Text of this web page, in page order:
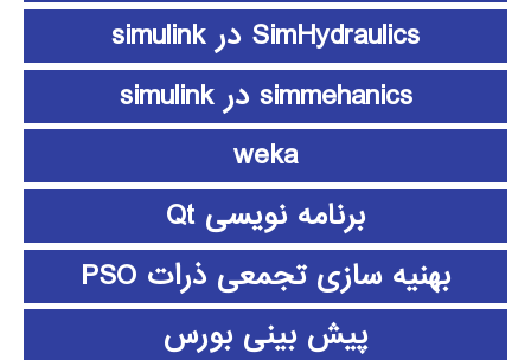
SimHydraulics در simulink
simmehanics در simulink
weka
برنامه نویسی Qt
بهنیه سازی تجمعی ذرات PSO
پیش بینی بورس